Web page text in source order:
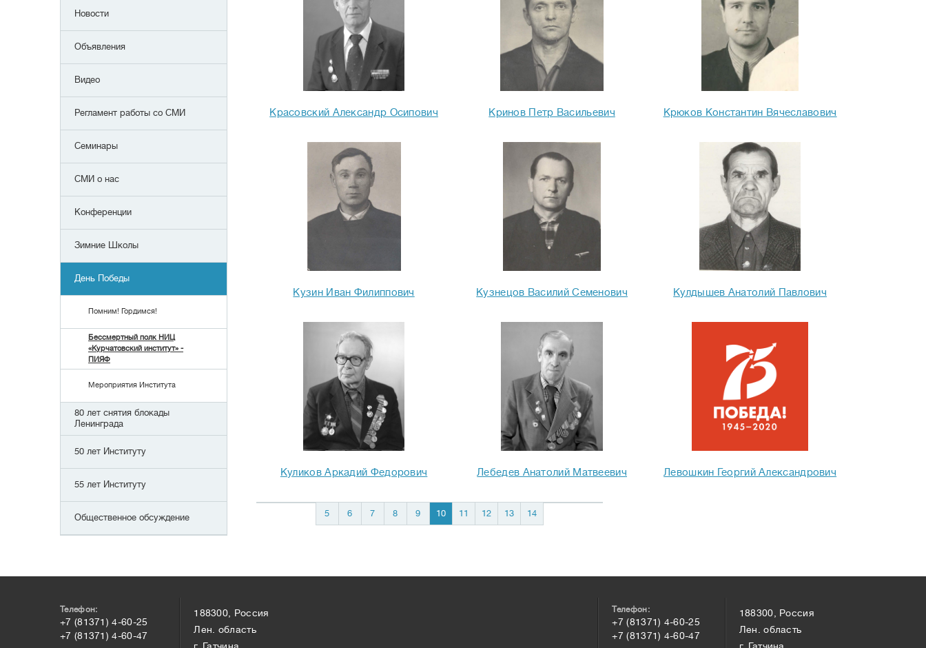
Новости
Объявления
Видео
Регламент работы со СМИ
Семинары
СМИ о нас
Конференции
Зимние Школы
День Победы
Помним! Гордимся!
Бессмертный полк НИЦ
«Курчатовский институт» -
ПИЯФ
Мероприятия Института
80 лет снятия блокады
Ленинграда
50 лет Институту
55 лет Институту
Общественное обсуждение
Красовский Александр Осипович Кринов Петр Васильевич Крюков Константин Вячеславович
Кузин Иван Филиппович Кузнецов Василий Семенович Кулдышев Анатолий Павлович
Куликов Аркадий Федорович Лебедев Анатолий Матвеевич Левошкин Георгий Александрович
5 6 7 8 9 10 11 12 13 14
Телефон:
+7 (81371) 4-60-25
+7 (81371) 4-60-47
188300, Россия
Лен. область
Телефон:
+7 (81371) 4-60-25
+7 (81371) 4-60-47
188300, Россия
Лен. область